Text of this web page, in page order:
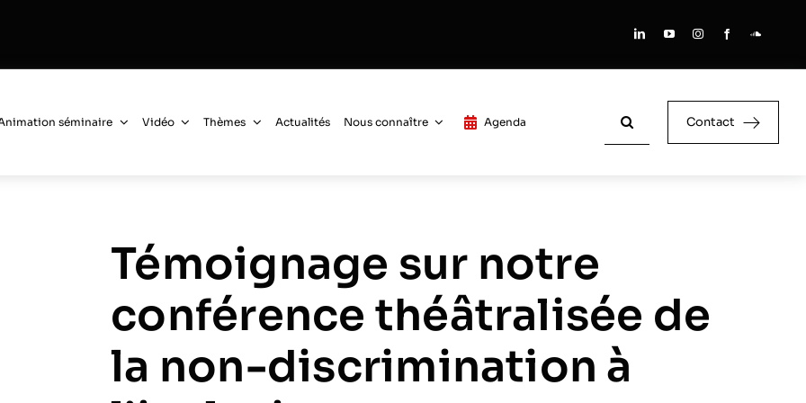
séminaire Vidéo Thèmes Actualités Nous connaître Agenda Contact
Témoignage sur notre
conférence théâtralisée de
la non-discrimination à